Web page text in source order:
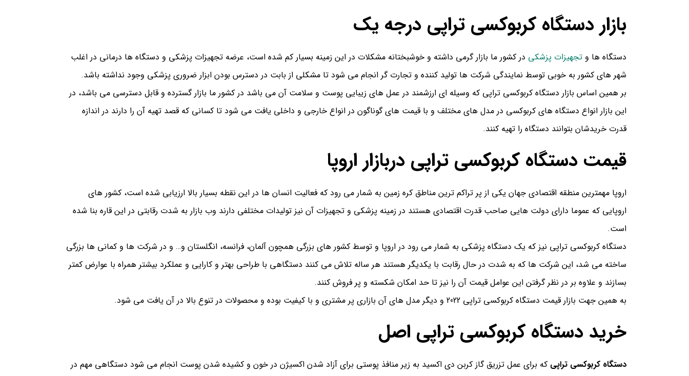
بازار دستگاه کربوکسی تراپی درجه یک
دستگاه ها و تجهیزات پزشکی در کشور ما بازار گرمی داشته و خوشبختانه مشکلات در این زمینه بسیار کم شده است، عرضه تجهیزات پزشکی و دستگاه ها درمانی در اغلب
شهر های کشور به خوبی توسط نمایندگی شرکت ها تولید کننده و تجارت گر انجام می شود تا مشکلی از بابت در دسترس بودن ابزار ضروری پزشکی وجود نداشته باشد.
بر همین اساس بازار دستگاه کربوکسی تراپی که وسیله ای ارزشمند در عمل های زیبایی پوست و سلامت آن می باشد در کشور ما بازار گسترده و قابل دسترسی می باشد، در
این بازار انواع دستگاه های کربوکسی در مدل های مختلف و با قیمت های گوناگون در انواع خارجی و داخلی یافت می شود تا کسانی که قصد تهیه آن را دارند در اندازه
قدرت خریدشان بتوانند دستگاه را تهیه کنند.
قیمت دستگاه کربوکسی تراپی دربازار اروپا
اروپا مهمترین منطقه اقتصادی جهان یکی از پر تراکم ترین مناطق کره زمین به شمار می رود که فعالیت انسان ها در این نقطه بسیار بالا ارزیابی شده است، کشور های
اروپایی که عموما دارای دولت هایی صاحب قدرت اقتصادی هستند در زمینه پزشکی و تجهیزات آن نیز تولیدات مختلفی دارند وب بازار به شدت رقابتی در این قاره بنا شده
است.
دستگاه کربوکسی تراپی نیز که یک دستگاه پزشکی به شمار می رود در اروپا و توسط کشور های بزرگی همچون آلمان، فرانسه، انگلستان و… و در شرکت ها و کمانی ها بزرگی
ساخته می شد، این شرکت ها که به شدت در حال رقابت با یکدیگر هستند هر ساله تلاش می کنند دستگاهی با طراحی بهتر و کارایی و عملکرد بیشتر همراه با عوارض کمتر
بسازند و علاوه بر در نظر گرفتن این عوامل قیمت آن را نیز تا حد امکان شکسته و پر فروش کنند.
به همین جهت بازار قیمت دستگاه کربوکسی تراپی 2022 و دیگر مدل های آن بازاری پر مشتری و با کیفیت بوده و محصولات در تنوع بالا در آن یافت می شود.
خرید دستگاه کربوکسی تراپی اصل
دستگاه کربوکسی تراپی که برای عمل تزریق گاز کربن دی اکسید به زیر منافذ پوستی برای آزاد شدن اکسیژن در خون و کشیده شدن پوست انجام می شود دستگاهی مهم در